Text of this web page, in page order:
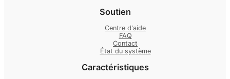
Soutien
Centre d'aide
FAQ
Contact
État du système
Caractéristiques